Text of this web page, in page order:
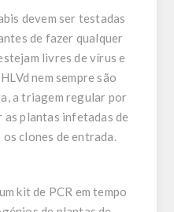
devem ser testadas
de fazer qualquer
livres de vírus e
nem sempre são
a triagem regular por
as plantas infetadas de
clones de entrada.
kit de PCR em tempo